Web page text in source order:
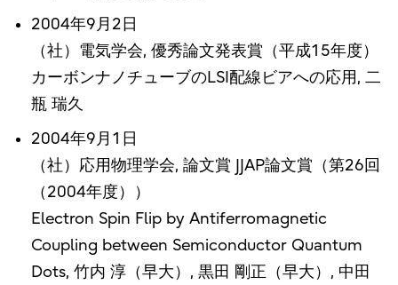
2004年9月2日
（社）電気学会, 優秀論文発表賞（平成15年度）
カーボンナノチューブのLSI配線ビアへの応用, 二
瓶 瑞久
2004年9月1日
（社）応用物理学会, 論文賞 JJAP論文賞（第26回
（2004年度））
Electron Spin Flip by Antiferromagnetic
Coupling between Semiconductor Quantum
Dots, 竹内 淳（早大）, 黒田 剛正（早大）, 中田